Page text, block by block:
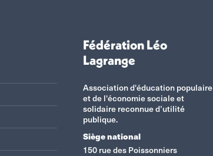
Fédération Léo
Lagrange
Association d'éducation populaire
et de l'économie sociale et
solidaire reconnue d’utilité
publique.
Siège national
150 rue des Poissonniers